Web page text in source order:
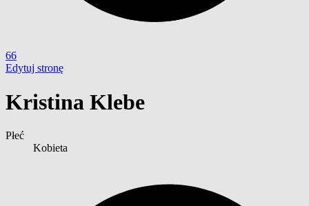
66
Edytuj stronę
Kristina Klebe
Płeć
Kobieta